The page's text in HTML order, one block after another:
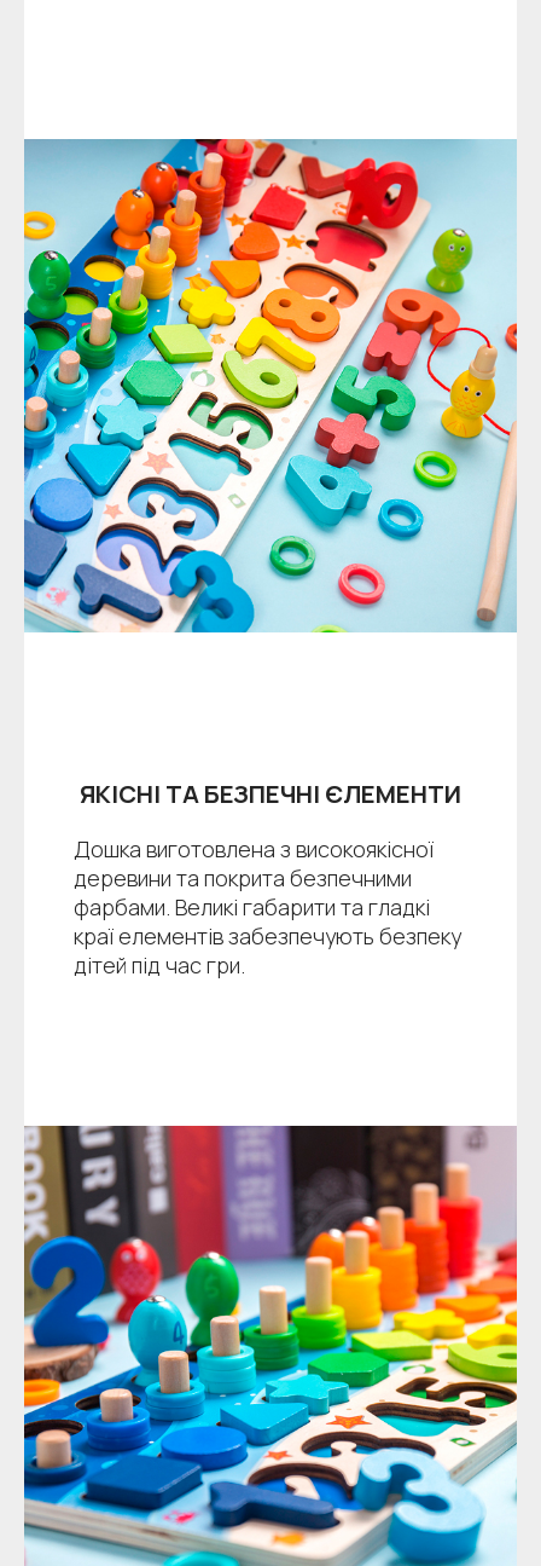
ЯКІСНІ ТА БЕЗПЕЧНІ ЄЛЕМЕНТИ
Дошка виготовлена з високоякісної
деревини та покрита безпечними
фарбами. Великі габарити та гладкі
краї елементів забезпечують безпеку
дітей під час гри.